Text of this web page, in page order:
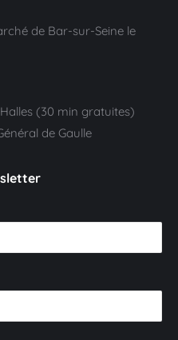
de Bar-sur-Seine le
(30 min gratuites)
de Gaulle